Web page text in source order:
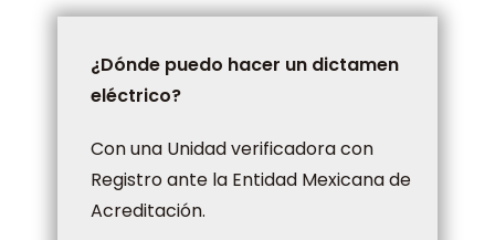
¿Dónde puedo hacer un dictamen
eléctrico?
Con una Unidad verificadora con
Registro ante la Entidad Mexicana de
Acreditación.